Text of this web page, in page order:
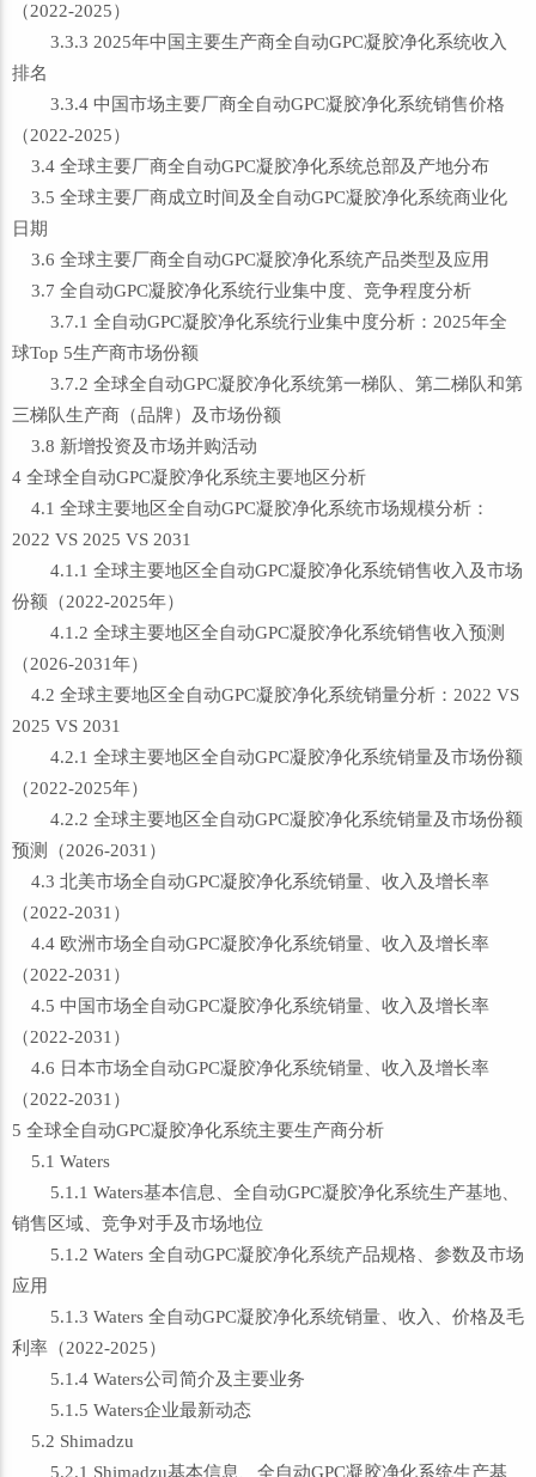
（2022-2025）
3.3.3 2025年中国主要生产商全自动GPC凝胶净化系统收入
排名
3.3.4 中国市场主要厂商全自动GPC凝胶净化系统销售价格
（2022-2025）
3.4 全球主要厂商全自动GPC凝胶净化系统总部及产地分布
3.5 全球主要厂商成立时间及全自动GPC凝胶净化系统商业化
日期
3.6 全球主要厂商全自动GPC凝胶净化系统产品类型及应用
3.7 全自动GPC凝胶净化系统行业集中度、竞争程度分析
3.7.1 全自动GPC凝胶净化系统行业集中度分析：2025年全
球Top 5生产商市场份额
3.7.2 全球全自动GPC凝胶净化系统第一梯队、第二梯队和第
三梯队生产商（品牌）及市场份额
3.8 新增投资及市场并购活动
4 全球全自动GPC凝胶净化系统主要地区分析
4.1 全球主要地区全自动GPC凝胶净化系统市场规模分析：
2022 VS 2025 VS 2031
4.1.1 全球主要地区全自动GPC凝胶净化系统销售收入及市场
份额（2022-2025年）
4.1.2 全球主要地区全自动GPC凝胶净化系统销售收入预测
（2026-2031年）
4.2 全球主要地区全自动GPC凝胶净化系统销量分析：2022 VS
2025 VS 2031
4.2.1 全球主要地区全自动GPC凝胶净化系统销量及市场份额
（2022-2025年）
4.2.2 全球主要地区全自动GPC凝胶净化系统销量及市场份额
预测（2026-2031）
4.3 北美市场全自动GPC凝胶净化系统销量、收入及增长率
（2022-2031）
4.4 欧洲市场全自动GPC凝胶净化系统销量、收入及增长率
（2022-2031）
4.5 中国市场全自动GPC凝胶净化系统销量、收入及增长率
（2022-2031）
4.6 日本市场全自动GPC凝胶净化系统销量、收入及增长率
（2022-2031）
5 全球全自动GPC凝胶净化系统主要生产商分析
5.1 Waters
5.1.1 Waters基本信息、全自动GPC凝胶净化系统生产基地、
销售区域、竞争对手及市场地位
5.1.2 Waters 全自动GPC凝胶净化系统产品规格、参数及市场
应用
5.1.3 Waters 全自动GPC凝胶净化系统销量、收入、价格及毛
利率（2022-2025）
5.1.4 Waters公司简介及主要业务
5.1.5 Waters企业最新动态
5.2 Shimadzu
5.2.1 Shimadzu基本信息、全自动GPC凝胶净化系统生产基